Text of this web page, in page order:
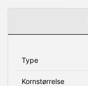
Type
Kornstørrelse